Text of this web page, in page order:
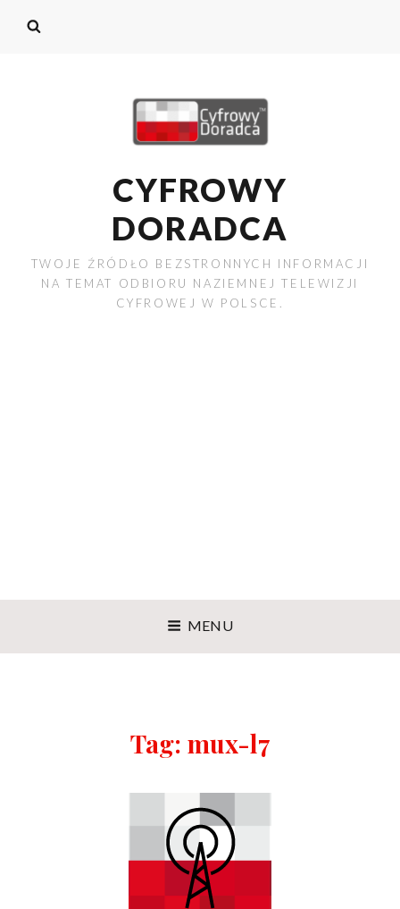
CYFROWY
DORADCA
TWOJE ŹRÓDŁO BEZSTRONNYCH INFORMACJI
NA TEMAT ODBIORU NAZIEMNEJ TELEWIZJI
CYFROWEJ W POLSCE.
MENU
Tag: mux-l7